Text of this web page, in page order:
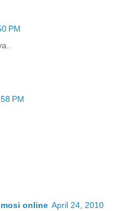
PM
PM
online April 24, 2010